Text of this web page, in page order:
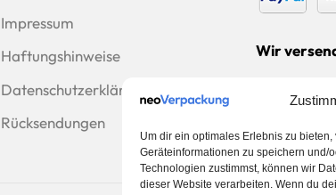
Um dir ein optimales Erlebnis zu
Geräteinformationen zu speichern und/
Technologien zustimmst, können wir
dieser Website verarbeiten. Wenn du
Impressum
Haftungshinweise
Datenschutzerklärung
Rücksendungen
Wir